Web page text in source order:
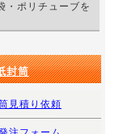
・ポリチューブを
封筒
見積り依頼